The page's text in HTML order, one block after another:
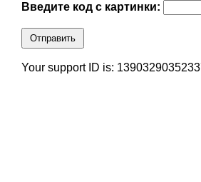
Введите код с картинки:
Отправить
Your support ID is: